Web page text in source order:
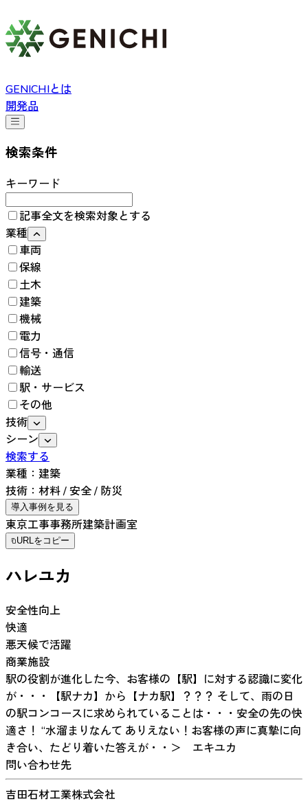
GENICHIとは
開発品
検索条件
キーワード
記事全文を検索対象とする
業種
車両
保線
土木
建築
機械
電力
信号・通信
輸送
駅・サービス
その他
技術
シーン
検索する
業種： 建築
技術： 材料/安全/ 防災
導入事例を見る
東京工事事務所建築計画室
URLをコピー
ハレユカ
安全性向上
快適
悪天候で活躍
商業施設
駅の役割が進化した今、お客様の【駅】に対する認識に変化
が・・・【駅ナカ】から【ナカ駅】？？？ そして、雨の日
の駅コンコースに求められていることは・・・安全の先の快
適さ！ “水溜まりなんて ありえない！お客様の声に真摯に向
き合い、たどり着いた答えが・・＞ エキユカ
問い合わせ先
吉田石材工業株式会社